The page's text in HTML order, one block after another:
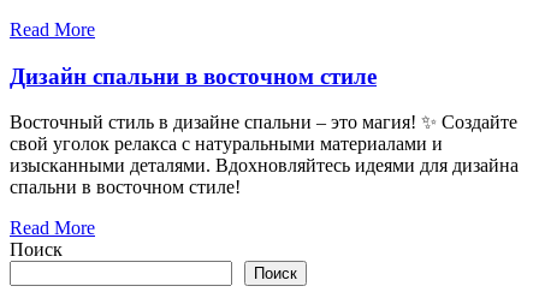
Read More
Дизайн спальни в восточном стиле
Восточный стиль в дизайне спальни – это магия! ✨ Создайте
свой уголок релакса с натуральными материалами и
изысканными деталями. Вдохновляйтесь идеями для дизайна
спальни в восточном стиле!
Read More
Поиск
Поиск